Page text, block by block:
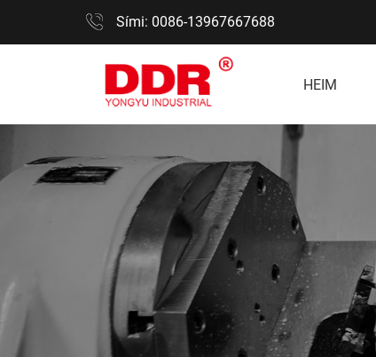
Sími: 0086-13967667688
HEIM